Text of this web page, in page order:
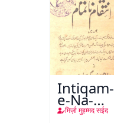
Intiqam-
e-Na-
Tamam
मिर्ज़ा मुहम्मद सईद